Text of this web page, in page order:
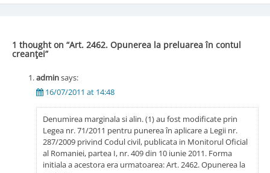
1 thought on “Art. 2462. Opunerea la preluarea în contul
creanţei”
adminsays:
16/07/2011 at 14:48
Denumirea marginala si alin. (1) au fost modificate prin
Legea nr. 71/2011 pentru punerea în aplicare a Legii nr.
287/2009 privind Codul civil, publicata in Monitorul Oficial
al Romaniei, partea I, nr. 409 din 10 iunie 2011. Forma
initiala a acestora era urmatoarea: Art. 2462. Opunerea la